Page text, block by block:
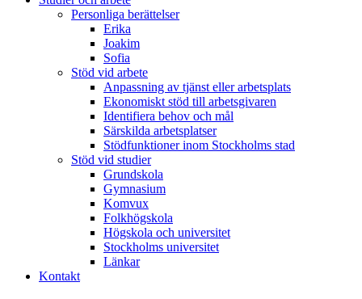
Personliga berättelser
Erika
Joakim
Sofia
Stöd vid arbete
Anpassning av tjänst eller arbetsplats
Ekonomiskt stöd till arbetsgivaren
Identifiera behov och mål
Särskilda arbetsplatser
Stödfunktioner inom Stockholms stad
Stöd vid studier
Grundskola
Gymnasium
Komvux
Folkhögskola
Högskola och universitet
Stockholms universitet
Länkar
Kontakt